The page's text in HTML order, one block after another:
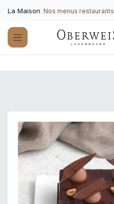
La Maison Nos menus restaurants